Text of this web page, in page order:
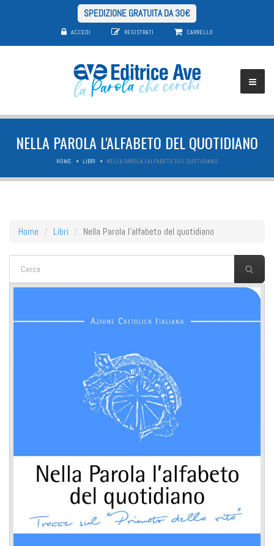
SPEDIZIONE GRATUITA DA 30€
ACCEDI REGISTRATI CARRELLO
NELLA PAROLA L'ALFABETO DEL QUOTIDIANO
HOME LIBRI NELLA PAROLA L'ALFABETO DEL QUOTIDIANO
Home Libri Nella Parola l'alfabeto del quotidiano
FORM DI RICERCA